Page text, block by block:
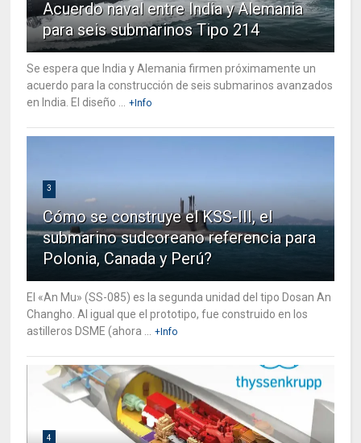
Acuerdo naval entre India y Alemania
para seis submarinos Tipo 214
Se espera que India y Alemania firmen próximamente un
acuerdo para la construcción de seis submarinos avanzados
en India. El diseño ...
+Info
3
Cómo se construye el KSS-III, el
submarino sudcoreano referencia para
Polonia, Canada y Perú?
El «An Mu» (SS-085) es la segunda unidad del tipo Dosan An
Changho. Al igual que el prototipo, fue construido en los
astilleros DSME (ahora ...
+Info
4